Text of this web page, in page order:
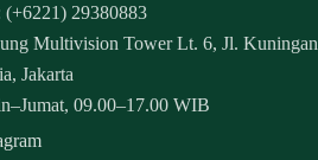
(+6221) 29380883
Multivision Tower Lt. 6, Jl. Kuningan
Jakarta
09.00–17.00 WIB